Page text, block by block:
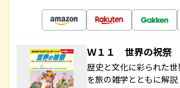
Ｗ１１ 世界の祝祭
歴史と文化に彩られた
を旅の雑学とともに解説